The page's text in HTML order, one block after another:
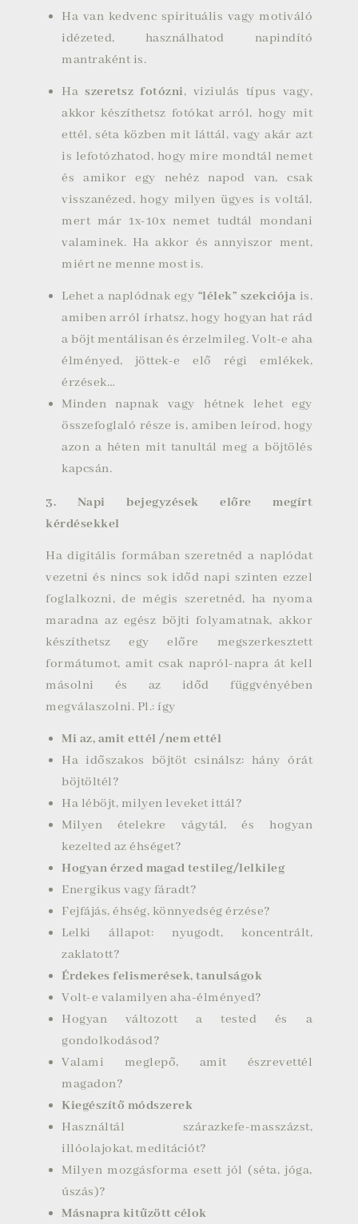
Ha van kedvenc spirituális vagy motiváló
idézeted, használhatod napindító
mantraként is.
Haszeretsz fotózni, viziulás típus vagy,
akkor készíthetsz fotókat arról, hogy mit
ettél, séta közben mit láttál, vagy akár azt
is lefotózhatod, hogy mire mondtál nemet
és amikor egy nehéz napod van, csak
visszanézed, hogy milyen ügyes is voltál,
mert már 1x-10x nemet tudtál mondani
valaminek. Ha akkor és annyiszor ment,
miért ne menne most is.
Lehet a naplódnak egy “lélek” szekciója is,
amiben arról írhatsz, hogy hogyan hat rád
a böjt mentálisan és érzelmileg. Volt-e aha
élményed, jöttek-e elő régi emlékek,
érzések…
Minden napnak vagy hétnek lehet egy
összefoglaló része is, amiben leírod, hogy
azon a héten mit tanultál meg a böjtölés
kapcsán.
3. Napi bejegyzések előre megírt
kérdésekkel
Ha digitális formában szeretnéd a naplódat
vezetni és nincs sok időd napi szinten ezzel
foglalkozni, de mégis szeretnéd, ha nyoma
maradna az egész böjti folyamatnak, akkor
készíthetsz egy előre megszerkesztett
formátumot, amit csak napról-napra át kell
másolni és az időd függvényében
megválaszolni. Pl.: így
Mi az, amit ettél /nem ettél
Ha időszakos böjtöt csinálsz: hány órát
böjtöltél?
Ha léböjt, milyen leveket ittál?
Milyen ételekre vágytál, és hogyan
kezelted az éhséget?
Hogyan érzed magad testileg/lelkileg
Energikus vagy fáradt?
Fejfájás, éhség, könnyedség érzése?
Lelki állapot: nyugodt, koncentrált,
zaklatott?
Érdekes felismerések, tanulságok
Volt-e valamilyen aha-élményed?
Hogyan változott a tested és a
gondolkodásod?
Valami meglepő, amit észrevettél
magadon?
Kiegészítő módszerek
Használtál szárazkefe-masszázst,
illóolajokat, meditációt?
Milyen mozgásforma esett jól (séta, jóga,
úszás)?
Másnapra kitűzött célok